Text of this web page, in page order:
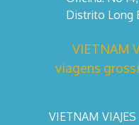
Distrito Long
VIETNAM
viagens
VIETNAM